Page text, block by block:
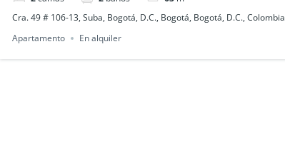
Cra. 49 # 106-13, Suba, Bogotá, D.C., Bogotá, Bogotá, D.C., Colombia
Apartamento
En alquiler